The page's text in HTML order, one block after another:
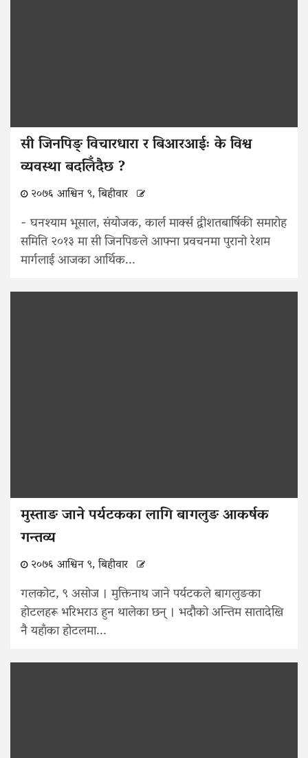
सी जिनपिङ् विचारधारा र बिआरआईः के विश्व
व्यवस्था बदलिँदैछ ?
२०७६ आश्विन ९, बिहीवार
- घनश्याम भूसाल, संयोजक, कार्ल मार्क्स द्वीशतबार्षिकी समारोह
समिति २०१३ मा सी जिनपिङले आफ्ना प्रवचनमा पुरानो रेशम
मार्गलाई आजका आर्थिक...
मुस्ताङ जाने पर्यटकका लागि बागलुङ आकर्षक
गन्तव्य
२०७६ आश्विन ९, बिहीवार
गलकोट, ९ असोज । मुक्तिनाथ जाने पर्यटकले बागलुङका
होटलहरू भरिभराउ हुन थालेका छन् । भदौको अन्तिम सातादेखि
नै यहाँका होटलमा...